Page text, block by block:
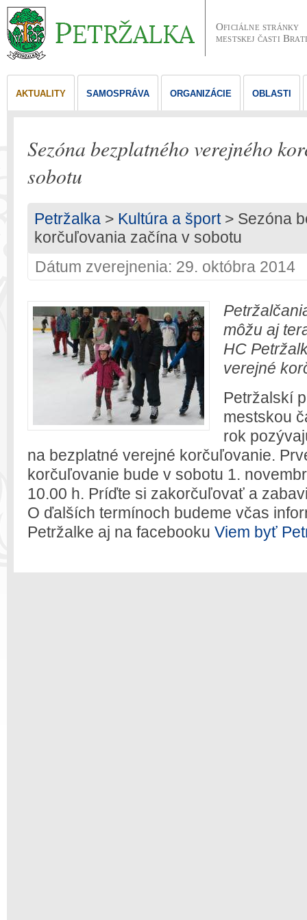
Oficiálne stránky
mestskej časti
AKTUALITY SAMOSPRÁVA ORGANIZÁCIE OBLASTI
Sezóna bezplatného verejného
sobotu
Petržalka > Kultúra a šport> Sezóna
korčuľovania začína v sobotu
Dátum zverejnenia: 29. októbra 2014
môžu aj
HC
verejné
Petržalskí
mestskou
rok
na bezplatné verejné korčuľovanie.
korčuľovanie bude v sobotu 1.
10.00 h. Príďte si zakorčuľovať a
O ďalších termínoch budeme včas
Petržalke aj na facebooku Viem byť